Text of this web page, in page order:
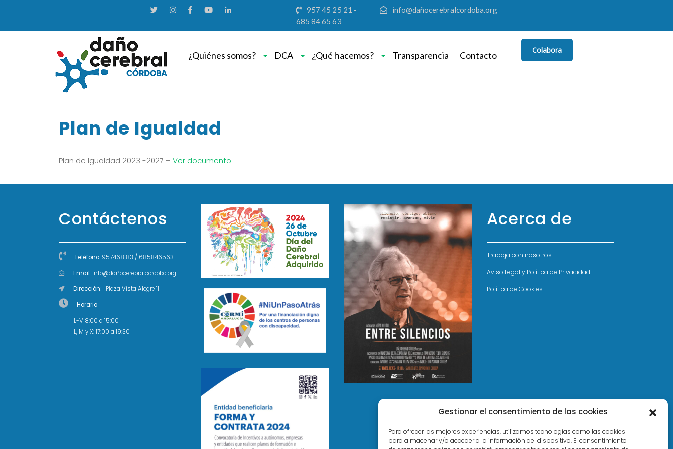
Gestionar el consentimiento de las cookies
Para ofrecer las mejores experiencias, utilizamos tecnologías como las cookies
para almacenar y/o acceder a la información del dispositivo. El consentimiento
957 45 25 21 -
685 84 65 63
info@dañocerebralcordoba.org
¿Quiénes somos? DCA ¿Qué hacemos? Transparencia Contacto Colabora
Plan de Igualdad
Plan de Igualdad 2023 -2027 – Ver documento
Contáctenos
Teléfono: 957468183 / 685846563
Email: info@dañocerebralcordoba.org
Dirección: Plaza Vista Alegre 11
Horario
L-V 8:00 a 15:00
L, M y X: 17:00 a 19:30
Acerca de
Trabaja con nosotros
Aviso Legal y Política de Privacidad
Política de Cookies